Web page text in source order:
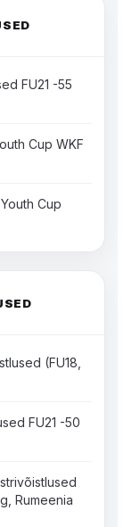
FU21 -55
Cup WKF
Cup
(FU18,
FU21 -50
Rumeenia